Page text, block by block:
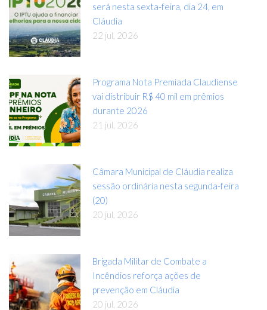
será nesta sexta-feira, dia 24, em
Cláudia
22 jul, 2026
Programa Nota Premiada Claudiense
vai distribuir R$ 40 mil em prêmios
durante 2026
21 jul, 2026
Câmara Municipal de Cláudia realiza
sessão ordinária nesta segunda-feira
(20)
20 jul, 2026
Brigada Militar de Combate a
Incêndios reforça ações de
prevenção em Cláudia
20 jul, 2026